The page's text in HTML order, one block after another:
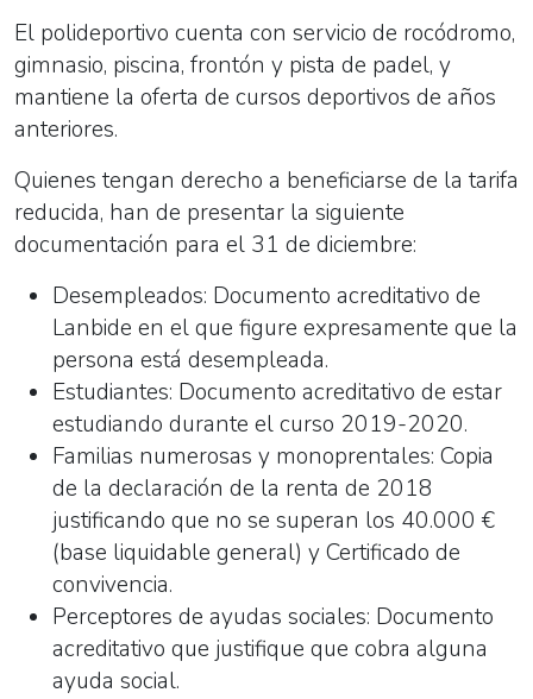
El polideportivo cuenta con servicio de rocódromo,
gimnasio, piscina, frontón y pista de padel, y
mantiene la oferta de cursos deportivos de años
anteriores.
Quienes tengan derecho a beneficiarse de la tarifa
reducida, han de presentar la siguiente
documentación para el 31 de diciembre:
Desempleados: Documento acreditativo de
Lanbide en el que figure expresamente que la
persona está desempleada.
Estudiantes: Documento acreditativo de estar
estudiando durante el curso 2019-2020.
Familias numerosas y monoprentales: Copia
de la declaración de la renta de 2018
justificando que no se superan los 40.000 €
(base liquidable general) y Certificado de
convivencia.
Perceptores de ayudas sociales: Documento
acreditativo que justifique que cobra alguna
ayuda social.